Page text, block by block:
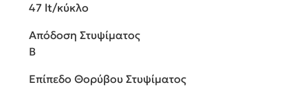
47 lt/κύκλο
Απόδοση Στυψίματος
B
Επίπεδο Θορύβου Στυψίματος